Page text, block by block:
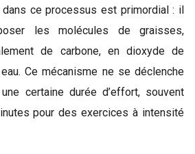
dans ce processus est primordial : il
les molécules de graisses,
de carbone, en dioxyde de
Ce mécanisme ne se déclenche
certaine durée d’effort, souvent
pour des exercices à intensité